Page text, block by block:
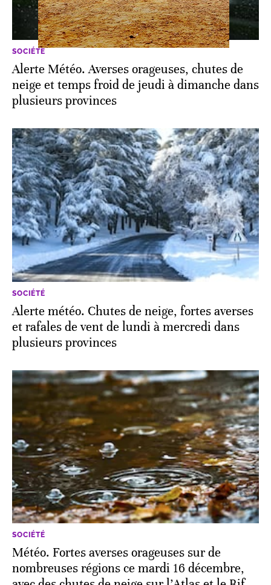
SOCIÉTÉ
Alerte Météo. Averses orageuses, chutes de
neige et temps froid de jeudi à dimanche dans
plusieurs provinces
SOCIÉTÉ
Alerte météo. Chutes de neige, fortes averses
et rafales de vent de lundi à mercredi dans
plusieurs provinces
SOCIÉTÉ
Météo. Fortes averses orageuses sur de
nombreuses régions ce mardi 16 décembre,